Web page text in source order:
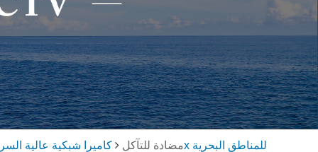
كاميرا PTZ مضادة للتآكل كاميرا شبكية عالية السرعة مضادة للتآكل بدقة 2 ميجابكسل 33x للمناطق البحرية